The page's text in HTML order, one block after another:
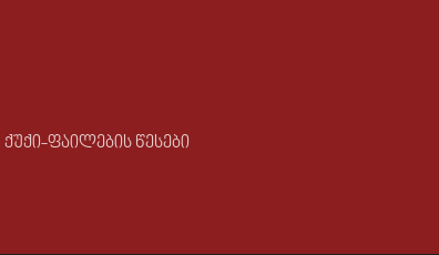
ᲥᲣᲥᲘ-ᲤᲐᲘᲚᲔᲑᲘᲡ ᲬᲔᲡᲔᲑᲘ